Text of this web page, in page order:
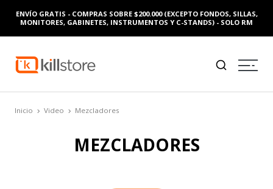
ENVÍO GRATIS - COMPRAS SOBRE $200.000 (EXCEPTO FONDOS, SILLAS,
MONITORES, GABINETES, INSTRUMENTOS Y C-STANDS) - SOLO RM
Inicio Video Mezcladores
MEZCLADORES